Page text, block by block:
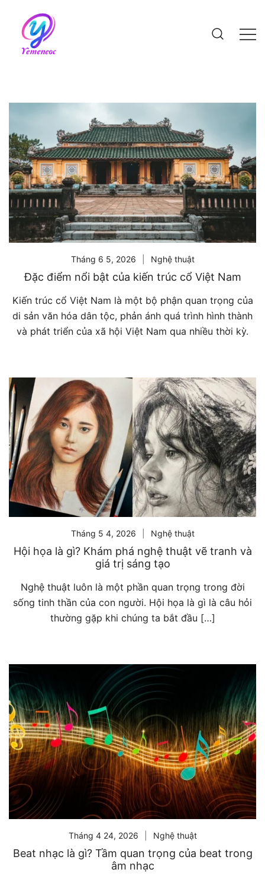
content
Tháng 6 5, 2026 Nghệ thuật
Đặc điểm nổi bật của kiến trúc cổ Việt Nam
Kiến trúc cổ Việt Nam là một bộ phận quan trọng của
di sản văn hóa dân tộc, phản ánh quá trình hình thành
và phát triển của xã hội Việt Nam qua nhiều thời kỳ.
Tháng 5 4, 2026 Nghệ thuật
Hội họa là gì? Khám phá nghệ thuật vẽ tranh và
giá trị sáng tạo
Nghệ thuật luôn là một phần quan trọng trong đời
sống tinh thần của con người. Hội họa là gì là câu hỏi
thường gặp khi chúng ta bắt đầu […]
Tháng 4 24, 2026 Nghệ thuật
Beat nhạc là gì? Tầm quan trọng của beat trong
âm nhạc